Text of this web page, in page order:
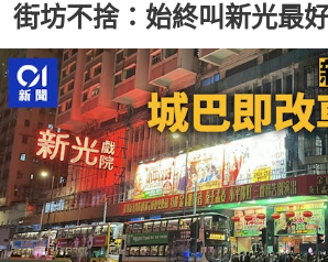
街坊不捨：始終叫新光最